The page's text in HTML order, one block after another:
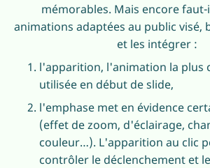
mémorables. Mais encore
animations adaptées au public visé,
et les intégrer :
l'apparition, l'animation la plus
utilisée en début de slide,
l'emphase met en évidence
(effet de zoom, d'éclairage,
couleur…). L'apparition au clic
contrôler le déclenchement et